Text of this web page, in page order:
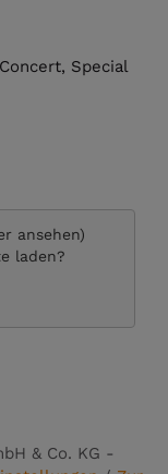
Special
ansehen)
laden?
& Co. KG -